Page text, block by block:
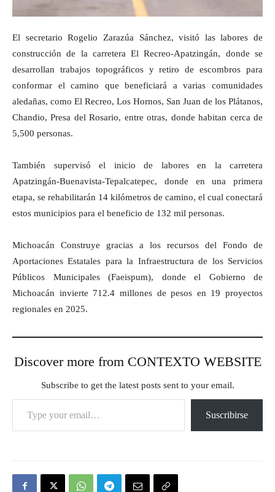
El secretario Rogelio Zarazúa Sánchez, visitó las labores de
construcción de la carretera El Recreo-Apatzingán, donde se
desarrollan trabajos topográficos y retiro de escombros para
conformar el camino que beneficiará a varias comunidades
aledañas, como El Recreo, Los Hornos, San Juan de los Plátanos,
Chandio, Presa del Rosario, entre otras, donde habitan cerca de
5,500 personas.
También supervisó el inicio de labores en la carretera
Apatzingán-Buenavista-Tepalcatepec, donde en una primera
etapa, se rehabilitarán 14 kilómetros de camino, el cual conectará
estos municipios para el beneficio de 132 mil personas.
Michoacán Construye gracias a los recursos del Fondo de
Aportaciones Estatales para la Infraestructura de los Servicios
Públicos Municipales (Faeispum), donde el Gobierno de
Michoacán invierte 712.4 millones de pesos en 19 proyectos
regionales en 2025.
Discover more from CONTEXTO WEBSITE
Subscribe to get the latest posts sent to your email.
Type your email…
Suscribirse